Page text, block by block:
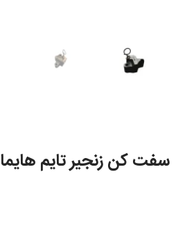
سفت کن زنجیر تایم هایما HAIMA S7